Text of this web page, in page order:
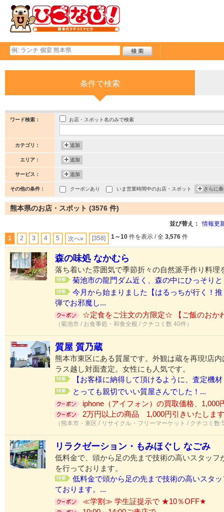
条件で検索
ワード検索： お店・スポット名のみで検索
カテゴリ： 追加
エリア： 追加
サービス： 追加
その他の条件： クーポンあり いま営業時間中のお店・スポット さらに
熊本県のお店・スポット (3576 件)
並び替え： 情報更
1 2 3 4 5 次へ» [358] 1～10 件を表示 / 全 3,576 件
森の味処 なかむら
落ち着いた雰囲気で季節折々の自然派手作り料理
菊池市の龍門ダム近く、森の中にひっそり
今月から始まりました【はるっちが行く！
弾でお邪魔し...
☆定食をご注文の方限定☆ 【ご飯のおか
（菊池市 / お食事処・和食全般 / クチコミ数 40件）
質屋 質乃蔵
熊本市東区にある質屋です。外観は蔵を再現!店
ラス越し対面査定。女性にも人気です。
【お客様に納得して頂けるように、査定機
とっても親切でいい質屋さんでした！...
iphone（アイフォン）の買取価格、1,000
2万円以上の商品 1,000円引きいたしま
（熊本市・東区 / リサイクル・フリーマーケット / クチコミ数
リラクゼーション・もみほぐし なごみ
低料金で、頭から足の先まで技術の高いスタッフ
を行っております。
低料金で頭から足の先まで技術の高いスタ
ております。...
≪学割≫ 学生証提示で ★10％OFF★